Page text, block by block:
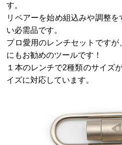
す。
リペアーを始め組込みや調整
い必需品です。
プロ愛用のレンチセットです
にもお勧めのツールです！
１本のレンチで2種類のサイズ
イズに対応しています。